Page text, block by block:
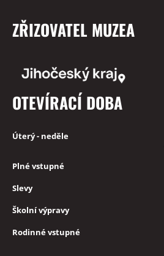
ZŘIZOVATEL MUZEA
OTEVÍRACÍ DOBA
Úterý - neděle
Plné vstupné
Slevy
Školní výpravy
Rodinné vstupné